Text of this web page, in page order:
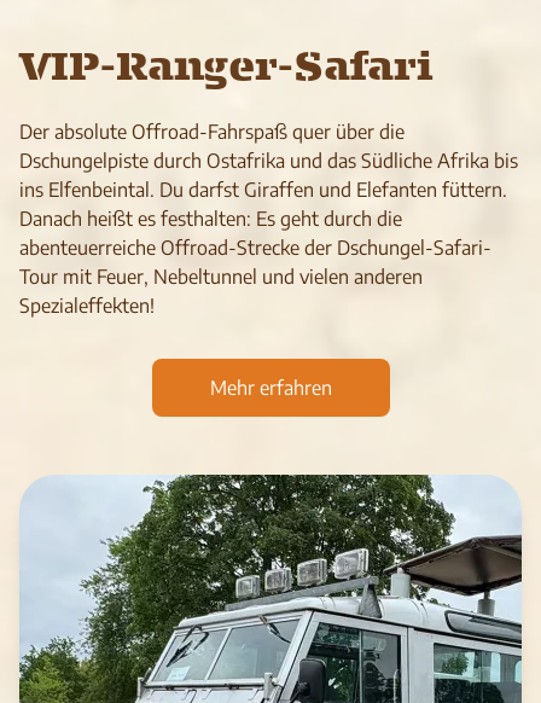
VIP-Ranger-Safari
Der absolute Offroad-Fahrspaß quer über die
Dschungelpiste durch Ostafrika und das Südliche Afrika bis
ins Elfenbeintal. Du darfst Giraffen und Elefanten füttern.
Danach heißt es festhalten: Es geht durch die
abenteuerreiche Offroad-Strecke der Dschungel-Safari-
Tour mit Feuer, Nebeltunnel und vielen anderen
Spezialeffekten!
Mehr erfahren